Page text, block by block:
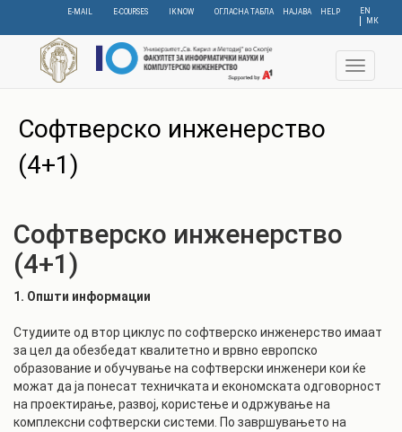
content
EN
МК
E-MAIL E-COURSES IKNOW ОГЛАСНА ТАБЛА НАЈАВА HELP
Toggle
Софтверско инженерство
(4+1)
Софтверско инженерство
(4+1)
1. Општи информации
Студиите од втор циклус по софтверско инженерство имаат
за цел да обезбедат квалитетно и врвно европско
образование и обучување на софтверски инженери кои ќе
можат да ја понесат техничката и економската одговорност
на проектирање, развој, користење и одржување на
комплексни софтверски системи. По завршувањето на